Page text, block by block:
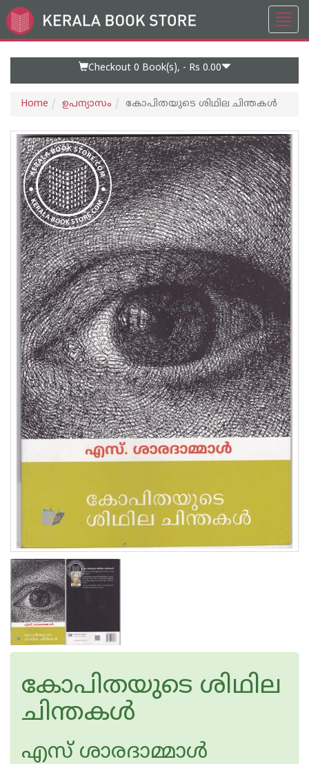
Go
to
Checkout 0 Book(s), - Rs 0.00
Home ഉപന്യാസം കോപിതയുടെ ശിഥില ചിന്തകള്‍
കോപിതയുടെ ശിഥില
ചിന്തകള്‍
എസ് ശാരദാമ്മാള്‍